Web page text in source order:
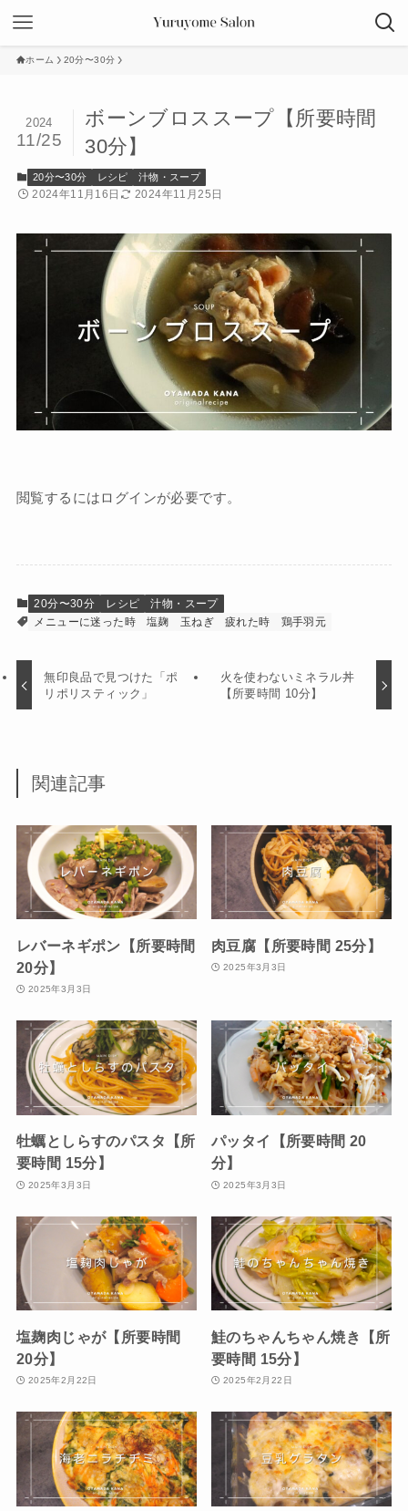
ホーム 20分〜30分
ボーンブロススープ【所要時間
30分】
2024
11/25
20分〜30分 レシピ 汁物・スープ
2024年11月16日 2024年11月25日
閲覧するにはログインが必要です。
20分〜30分 レシピ
汁物・スープ
メニューに迷った時
塩麹 玉ねぎ 疲れた時 鶏手羽元
無印良品で見つけた「ポ
リポリスティック」
火を使わないミネラル丼
【所要時間 10分】
関連記事
レバーネギポン【所要時間
20分】
2025年3月3日
肉豆腐【所要時間 25分】
2025年3月3日
牡蠣としらすのパスタ【所
要時間 15分】
2025年3月3日
パッタイ【所要時間 20
分】
2025年3月3日
塩麹肉じゃが【所要時間
20分】
2025年2月22日
鮭のちゃんちゃん焼き【所
要時間 15分】
2025年2月22日